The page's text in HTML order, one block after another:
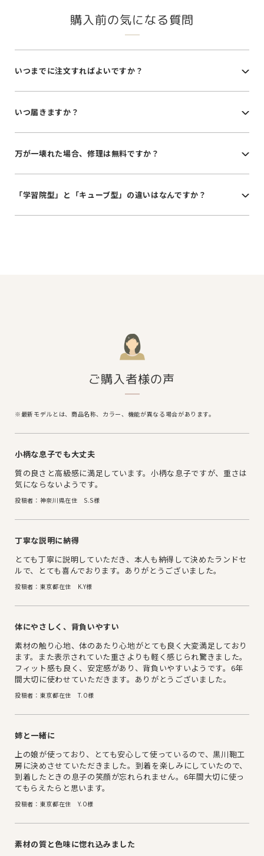
購入前の気になる質問
いつまでに注文すればよいですか？
いつ届きますか？
万が一壊れた場合、修理は無料ですか？
「学習院型」と「キューブ型」の違いはなんですか？
ご購入者様の声
※最新モデルとは、商品名称、カラー、機能が異なる場合があります。
小柄な息子でも大丈夫
質の良さと高級感に満足しています。小柄な息子ですが、重さは
気にならないようです。
投稿者：神奈川県在住 S.S様
丁寧な説明に納得
とても丁寧に説明していただき、本人も納得して決めたランドセ
ルで、とても喜んでおります。ありがとうございました。
投稿者：東京都在住 K.Y様
体にやさしく、背負いやすい
素材の触り心地、体のあたり心地がとても良く大変満足しており
ます。また表示されていた重さよりも軽く感じられ驚きました。
フィット感も良く、安定感があり、背負いやすいようです。6年
間大切に使わせていただきます。ありがとうございました。
投稿者：東京都在住 T.O様
姉と一緒に
上の娘が使っており、とても安心して使っているので、黒川鞄工
房に決めさせていただきました。到着を楽しみにしていたので、
到着したときの息子の笑顔が忘れられません。6年間大切に使っ
てもらえたらと思います。
投稿者：東京都在住 Y.O様
素材の質と色味に惚れ込みました